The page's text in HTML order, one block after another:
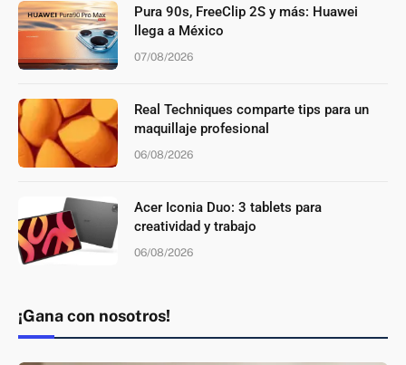
Pura 90s, FreeClip 2S y más: Huawei
llega a México
07/08/2026
Real Techniques comparte tips para un
maquillaje profesional
06/08/2026
Acer Iconia Duo: 3 tablets para
creatividad y trabajo
06/08/2026
¡Gana con nosotros!